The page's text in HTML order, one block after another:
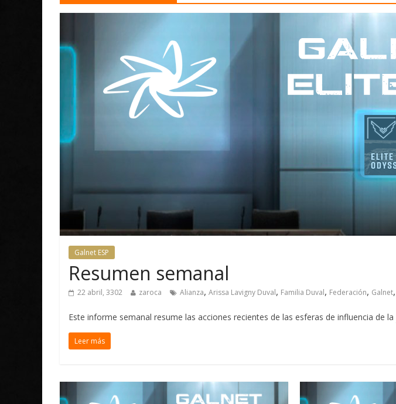
Galnet ESP
Resumen semanal
22 abril, 3302 zaroca Alianza, Arissa Lavigny Duval, Familia Duval, Federación, Galnet,
Este informe semanal resume las acciones recientes de las esferas de influencia de la
Leer más